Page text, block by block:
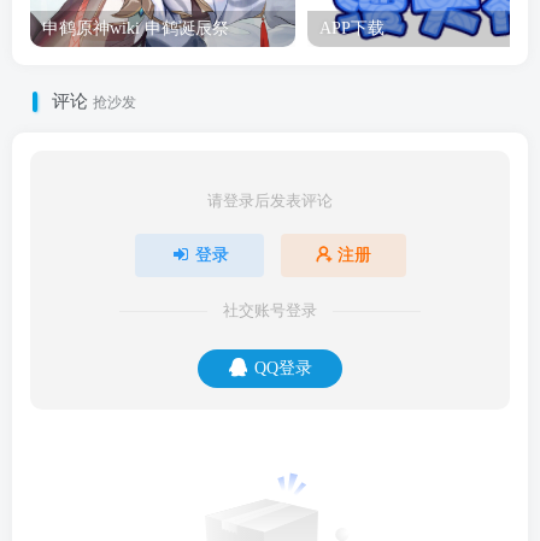
申鹤原神wiki 申鹤诞辰祭 APP下载
评论 抢沙发
请登录后发表评论
登录 注册
社交账号登录
QQ登录